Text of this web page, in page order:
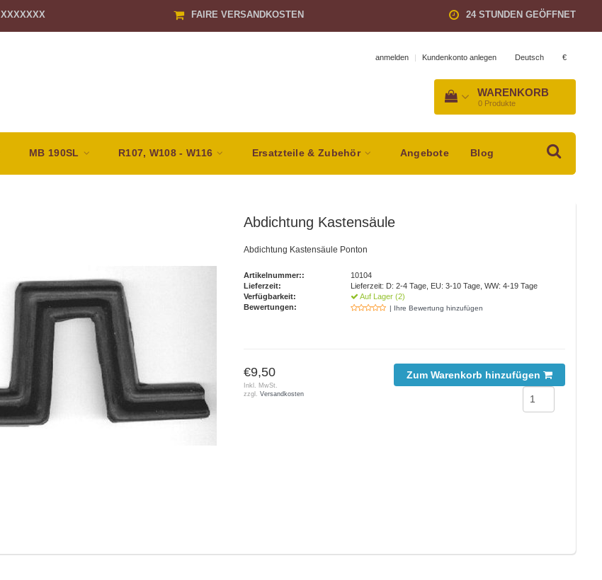
XXXXXXX FAIRE VERSANDKOSTEN 24 STUNDEN GEÖFFNET
anmelden | Kundenkonto anlegen Deutsch €
WARENKORB
0 Produkte
MB 190SL R107, W108 - W116 Ersatzteile & Zubehör Angebote Blog
Abdichtung Kastensäule
Abdichtung Kastensäule Ponton
Artikelnummer::
10104
Lieferzeit:
Lieferzeit: D: 2-4 Tage, EU: 3-10 Tage, WW: 4-19 Tage
Verfügbarkeit:
Auf Lager (2)
Bewertungen:
| Ihre Bewertung hinzufügen
€9,50
Inkl. MwSt.
zzgl.Versandkosten
Zum Warenkorb hinzufügen